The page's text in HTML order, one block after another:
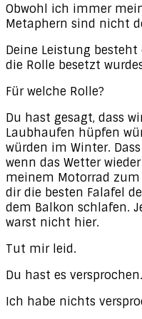
Obwohl ich immer
Metaphern sind nicht
Deine Leistung
die Rolle besetzt
Für welche Rolle?
Du hast gesagt, dass
Laubhaufen hüpfen
würden im Winter.
wenn das Wetter
meinem Motorrad
dir die besten Falafel
dem Balkon schlafen.
warst nicht hier.
Tut mir leid.
Du hast es versprochen.
Ich habe nichts